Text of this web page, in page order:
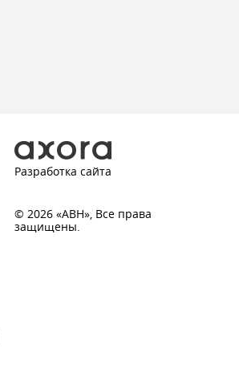
Разработка сайта
© 2026 «АВН», Все права
защищены.